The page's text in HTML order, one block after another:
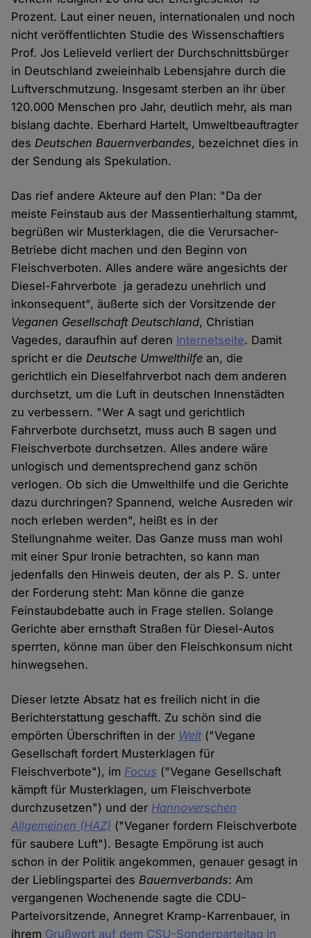
Prozent. Laut einer neuen, internationalen und noch
nicht veröffentlichten Studie des Wissenschaftlers
Prof. Jos Lelieveld verliert der Durchschnittsbürger
in Deutschland zweieinhalb Lebensjahre durch die
Luftverschmutzung. Insgesamt sterben an ihr über
120.000 Menschen pro Jahr, deutlich mehr, als man
bislang dachte. Eberhard Hartelt, Umweltbeauftragter
desDeutschen Bauernverbandes, bezeichnet dies in
der Sendung als Spekulation.
Das rief andere Akteure auf den Plan: "Da der
meiste Feinstaub aus der Massentierhaltung stammt,
begrüßen wir Musterklagen, die die Verursacher-
Betriebe dicht machen und den Beginn von
Fleischverboten. Alles andere wäre angesichts der
Diesel-Fahrverbote ja geradezu unehrlich und
inkonsequent", äußerte sich der Vorsitzende der
Veganen Gesellschaft Deutschland, Christian
Vagedes, daraufhin auf deren Internetseite. Damit
spricht er dieDeutsche Umwelthilfe an, die
gerichtlich ein Dieselfahrverbot nach dem anderen
durchsetzt, um die Luft in deutschen Innenstädten
zu verbessern. "Wer A sagt und gerichtlich
Fahrverbote durchsetzt, muss auch B sagen und
Fleischverbote durchsetzen. Alles andere wäre
unlogisch und dementsprechend ganz schön
verlogen. Ob sich die Umwelthilfe und die Gerichte
dazu durchringen? Spannend, welche Ausreden wir
noch erleben werden", heißt es in der
Stellungnahme weiter. Das Ganze muss man wohl
mit einer Spur Ironie betrachten, so kann man
jedenfalls den Hinweis deuten, der als P. S. unter
der Forderung steht: Man könne die ganze
Feinstaubdebatte auch in Frage stellen. Solange
Gerichte aber ernsthaft Straßen für Diesel-Autos
sperrten, könne man über den Fleischkonsum nicht
hinwegsehen.
Dieser letzte Absatz hat es freilich nicht in die
Berichterstattung geschafft. Zu schön sind die
empörten Überschriften in der Welt("Vegane
Gesellschaft fordert Musterklagen für
Fleischverbote"), im Focus ("Vegane Gesellschaft
kämpft für Musterklagen, um Fleischverbote
durchzusetzen") und der Hannoverschen
Allgemeinen (HAZ) ("Veganer fordern Fleischverbote
für saubere Luft"). Besagte Empörung ist auch
schon in der Politik angekommen, genauer gesagt in
der Lieblingspartei desBauernverbands: Am
vergangenen Wochenende sagte die CDU-
Parteivorsitzende, Annegret Kramp-Karrenbauer, in
ihrem Grußwort auf dem CSU-Sonderparteitag in